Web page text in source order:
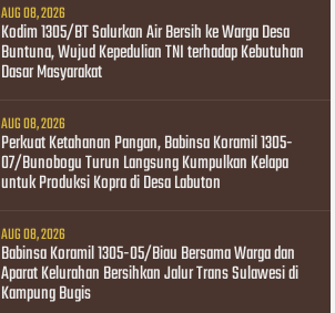
AUG 08, 2026
Kodim 1305/BT Salurkan Air Bersih ke Warga Desa
Buntuna, Wujud Kepedulian TNI terhadap Kebutuhan
Dasar Masyarakat
AUG 08, 2026
Perkuat Ketahanan Pangan, Babinsa Koramil 1305-
07/Bunobogu Turun Langsung Kumpulkan Kelapa
untuk Produksi Kopra di Desa Labuton
AUG 08, 2026
Babinsa Koramil 1305-05/Biau Bersama Warga dan
Aparat Kelurahan Bersihkan Jalur Trans Sulawesi di
Kampung Bugis